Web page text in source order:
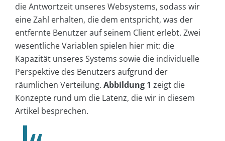
die Antwortzeit unseres Websystems, sodass wir
eine Zahl erhalten, die dem entspricht, was der
entfernte Benutzer auf seinem Client erlebt. Zwei
wesentliche Variablen spielen hier mit: die
Kapazität unseres Systems sowie die individuelle
Perspektive des Benutzers aufgrund der
räumlichen Verteilung. Abbildung 1 zeigt die
Konzepte rund um die Latenz, die wir in diesem
Artikel besprechen.